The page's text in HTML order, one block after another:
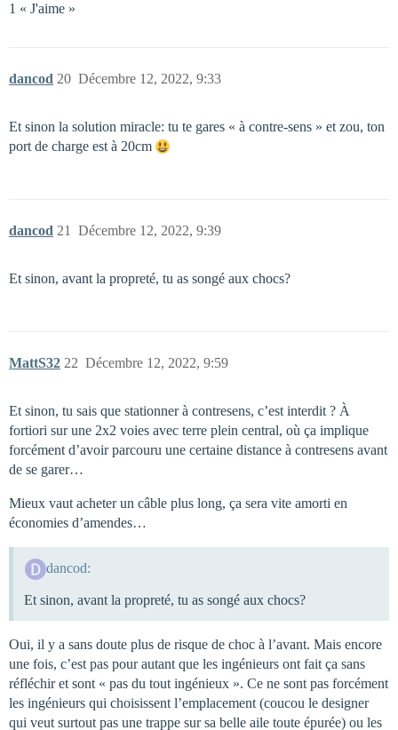
1 « J'aime »
dancod Décembre 12, 2022, 9:33
20
Et sinon la solution miracle: tu te gares « à contre-sens » et zou, ton
port de charge est à 20cm
dancod Décembre 12, 2022, 9:39
21
Et sinon, avant la propreté, tu as songé aux chocs?
MattS32 Décembre 12, 2022, 9:59
22
Et sinon, tu sais que stationner à contresens, c’est interdit ? À
fortiori sur une 2x2 voies avec terre plein central, où ça implique
forcément d’avoir parcouru une certaine distance à contresens avant
de se garer…
Mieux vaut acheter un câble plus long, ça sera vite amorti en
économies d’amendes…
dancod:
Et sinon, avant la propreté, tu as songé aux chocs?
Oui, il y a sans doute plus de risque de choc à l’avant. Mais encore
une fois, c’est pas pour autant que les ingénieurs ont fait ça sans
réfléchir et sont « pas du tout ingénieux ». Ce ne sont pas forcément
les ingénieurs qui choisissent l’emplacement (coucou le designer
qui veut surtout pas une trappe sur sa belle aile toute épurée) ou les